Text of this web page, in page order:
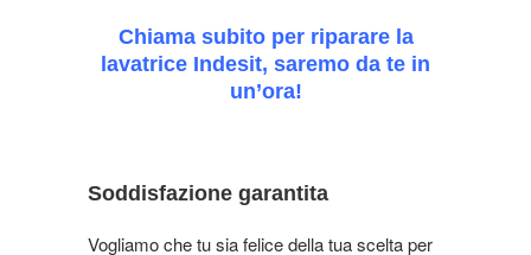
Chiama subito per riparare la
lavatrice Indesit, saremo da te in
un’ora!
Soddisfazione garantita
Vogliamo che tu sia felice della tua scelta per